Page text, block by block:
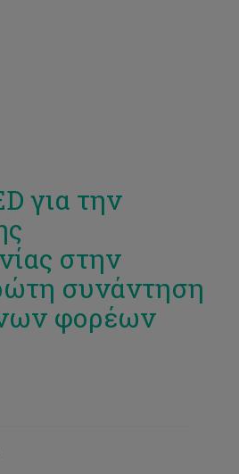
για την
στην
συνάντηση
φορέων